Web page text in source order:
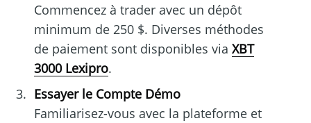
Commencez à trader avec un dépôt
minimum de 250 $. Diverses méthodes
de paiement sont disponibles via XBT
3000 Lexipro.
Essayer le Compte Démo
Familiarisez-vous avec la plateforme et